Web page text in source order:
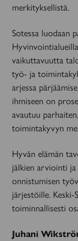
merkityksellistä.
Sotessa luodaan
vaikuttavuutta
työ- ja
arjessa
ihmiseen on
avautuu
toimintakyvyn
Hyvän elämän
jälkien arviointi ja
onnistumisen
järjestöille. Keski-
toiminnallisesti
Juhani